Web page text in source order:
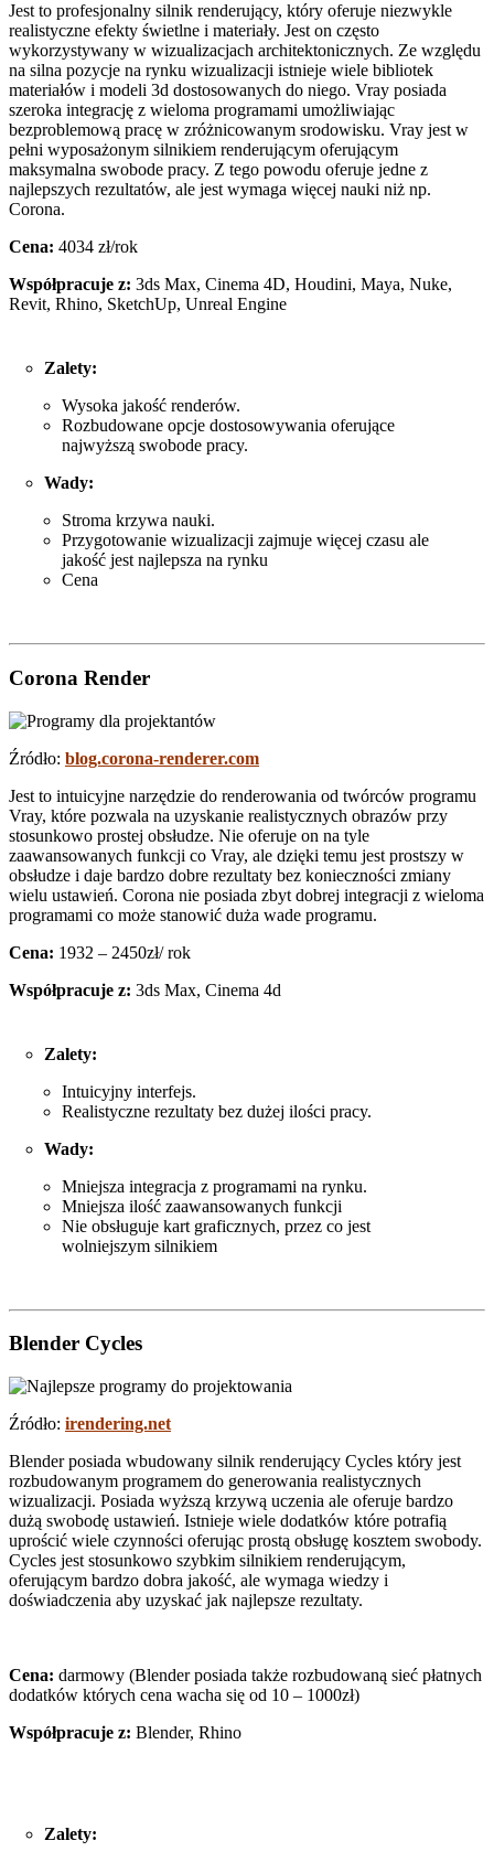
Jest to profesjonalny silnik renderujący, który oferuje niezwykle
realistyczne efekty świetlne i materiały. Jest on często
wykorzystywany w wizualizacjach architektonicznych. Ze względu
na silna pozycje na rynku wizualizacji istnieje wiele bibliotek
materiałów i modeli 3d dostosowanych do niego. Vray posiada
szeroka integrację z wieloma programami umożliwiając
bezproblemową pracę w zróżnicowanym srodowisku. Vray jest w
pełni wyposażonym silnikiem renderującym oferującym
maksymalna swobode pracy. Z tego powodu oferuje jedne z
najlepszych rezultatów, ale jest wymaga więcej nauki niż np.
Corona.
Cena: 4034 zł/rok
Współpracuje z: 3ds Max, Cinema 4D, Houdini, Maya, Nuke,
Revit, Rhino, SketchUp, Unreal Engine
Zalety:
Wysoka jakość renderów.
Rozbudowane opcje dostosowywania oferujące
najwyższą swobode pracy.
Wady:
Stroma krzywa nauki.
Przygotowanie wizualizacji zajmuje więcej czasu ale
jakość jest najlepsza na rynku
Cena
Corona Render
Źródło: blog.corona-renderer.com
Jest to intuicyjne narzędzie do renderowania od twórców programu
Vray, które pozwala na uzyskanie realistycznych obrazów przy
stosunkowo prostej obsłudze. Nie oferuje on na tyle
zaawansowanych funkcji co Vray, ale dzięki temu jest prostszy w
obsłudze i daje bardzo dobre rezultaty bez konieczności zmiany
wielu ustawień. Corona nie posiada zbyt dobrej integracji z wieloma
programami co może stanowić duża wade programu.
Cena: 1932 – 2450zł/ rok
Współpracuje z: 3ds Max, Cinema 4d
Zalety:
Intuicyjny interfejs.
Realistyczne rezultaty bez dużej ilości pracy.
Wady:
Mniejsza integracja z programami na rynku.
Mniejsza ilość zaawansowanych funkcji
Nie obsługuje kart graficznych, przez co jest
wolniejszym silnikiem
Blender Cycles
Źródło: irendering.net
Blender posiada wbudowany silnik renderujący Cycles który jest
rozbudowanym programem do generowania realistycznych
wizualizacji. Posiada wyższą krzywą uczenia ale oferuje bardzo
dużą swobodę ustawień. Istnieje wiele dodatków które potrafią
uprościć wiele czynności oferując prostą obsługę kosztem swobody.
Cycles jest stosunkowo szybkim silnikiem renderującym,
oferującym bardzo dobra jakość, ale wymaga wiedzy i
doświadczenia aby uzyskać jak najlepsze rezultaty.
Cena: darmowy (Blender posiada także rozbudowaną sieć płatnych
dodatków których cena wacha się od 10 – 1000zł)
Współpracuje z: Blender, Rhino
Zalety: